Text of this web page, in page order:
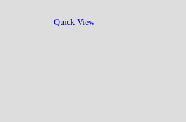
Quick View